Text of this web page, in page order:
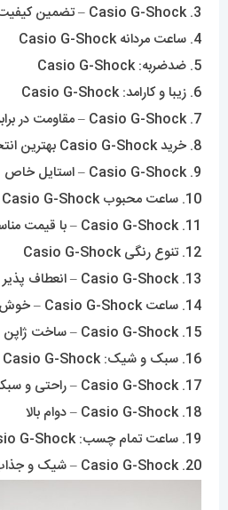
3. Casio G-Shock – تضمین کیفیت
4. ساعت مردانه Casio G-Shock
5. ضدضربه: Casio G-Shock
6. زیبا و کارامد: Casio G-Shock
7. Casio G-Shock – مقاومت در برابر آب
8. خرید Casio G-Shock بهترین انتخاب
9. Casio G-Shock – استایل خاص
10. ساعت محبوب Casio G-Shock
11. Casio G-Shock – با قیمت مناسب
12. تنوع رنگی Casio G-Shock
13. Casio G-Shock – انعطاف پذیر
14. ساعت Casio G-Shock – خوش‌چهر
15. Casio G-Shock – ساخت ژاپن
16. سبک و شیک: Casio G-Shock
17. Casio G-Shock – راحتی و سبکی
18. Casio G-Shock – دوام بالا
19. ساعت تمام چسب: Casio G-Shock
20. Casio G-Shock – شیک و جذاب